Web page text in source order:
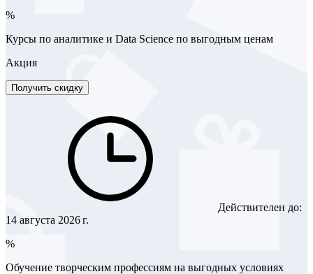
%
Курсы по аналитике и Data Science по выгодным ценам
Акция
Получить скидку
Действителен до:
14 августа 2026 г.
%
Обучение творческим профессиям на выгодных условиях